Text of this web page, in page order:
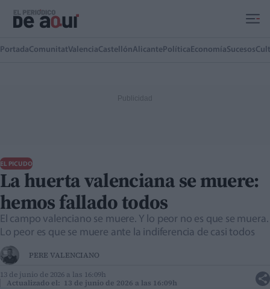
PortadaComunitatValenciaCastellónAlicante Política EconomíaSucesos
EL PICUDO
La huerta valenciana se muere:
hemos fallado todos
El campo valenciano se muere. Y lo peor no es que se muera.
Lo peor es que se muere ante la indiferencia de casi todos
PERE VALENCIANO
13 de junio de 2026 a las 16:09h
Actualizado el: 13 de junio de 2026 a las 16:09h